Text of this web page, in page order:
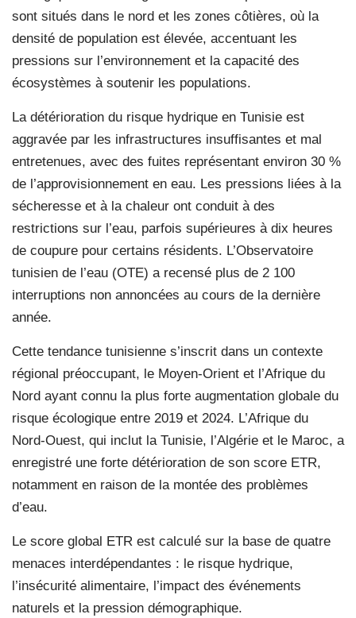
sont situés dans le nord et les zones côtières, où la
densité de population est élevée, accentuant les
pressions sur l’environnement et la capacité des
écosystèmes à soutenir les populations.
La détérioration du risque hydrique en Tunisie est
aggravée par les infrastructures insuffisantes et mal
entretenues, avec des fuites représentant environ 30 %
de l’approvisionnement en eau. Les pressions liées à la
sécheresse et à la chaleur ont conduit à des
restrictions sur l’eau, parfois supérieures à dix heures
de coupure pour certains résidents. L’Observatoire
tunisien de l’eau (OTE) a recensé plus de 2 100
interruptions non annoncées au cours de la dernière
année.
Cette tendance tunisienne s’inscrit dans un contexte
régional préoccupant, le Moyen-Orient et l’Afrique du
Nord ayant connu la plus forte augmentation globale du
risque écologique entre 2019 et 2024. L’Afrique du
Nord-Ouest, qui inclut la Tunisie, l’Algérie et le Maroc, a
enregistré une forte détérioration de son score ETR,
notamment en raison de la montée des problèmes
d’eau.
Le score global ETR est calculé sur la base de quatre
menaces interdépendantes : le risque hydrique,
l’insécurité alimentaire, l’impact des événements
naturels et la pression démographique.